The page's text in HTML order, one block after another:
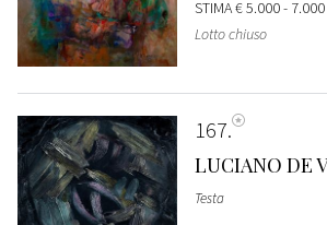
STIMA€ 5.000 - 7.000
Lotto chiuso
167
LUCIANO DE
Testa